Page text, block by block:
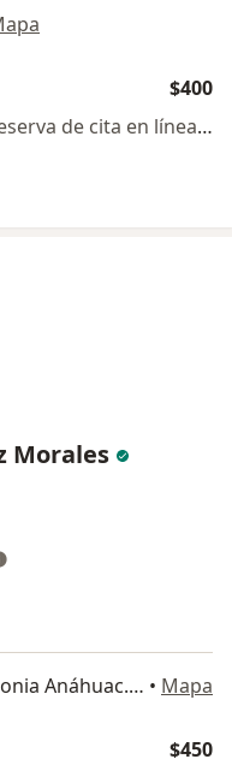
$400
Este especialista no ofrece reserva de cita en línea en esta dirección.
Morales
Laguna de Términos 543, colonia Anáhuac. Miguel Hidalgo, Ciudad de México • Mapa
$450